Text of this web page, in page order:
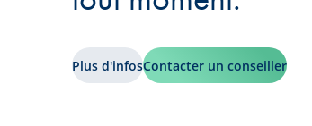
Plus d'infosContacter un conseiller